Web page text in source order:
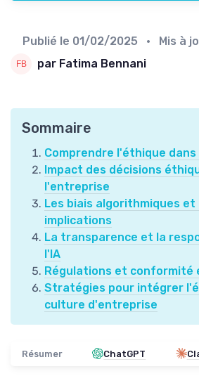
Publié le 01/02/2025 • Mis à
par Fatima Bennani
Sommaire
Comprendre l'éthique dans
Impact des décisions
l'entreprise
Les biais algorithmiques et
implications
La transparence et la
l'IA
Régulations et conformité
Stratégies pour intégrer
culture d'entreprise
Résumer ChatGPT